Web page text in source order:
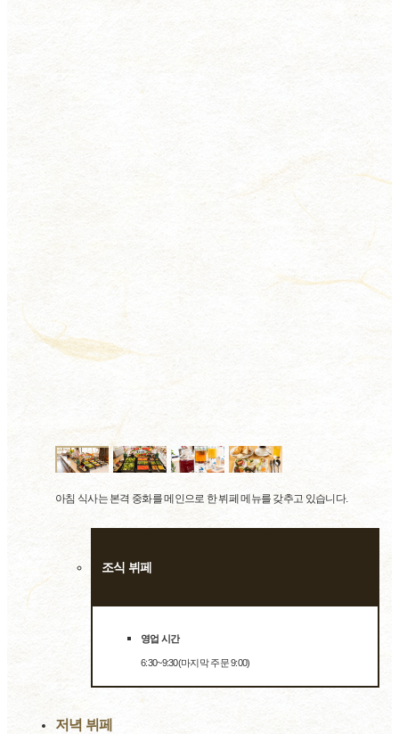
아침 식사는 본격 중화를 메인으로 한 뷔페 메뉴를 갖추고 있습니다.
조식 뷔페
영업 시간
6:30~9:30(마지막 주문 9:00)
저녁 뷔페